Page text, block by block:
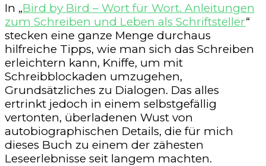
In „Bird by Bird – Wort für Wort. Anleitungen
zum Schreiben und Leben als Schriftsteller“
stecken eine ganze Menge durchaus
hilfreiche Tipps, wie man sich das Schreiben
erleichtern kann, Kniffe, um mit
Schreibblockaden umzugehen,
Grundsätzliches zu Dialogen. Das alles
ertrinkt jedoch in einem selbstgefällig
vertonten, überladenen Wust von
autobiographischen Details, die für mich
dieses Buch zu einem der zähesten
Leseerlebnisse seit langem machten.